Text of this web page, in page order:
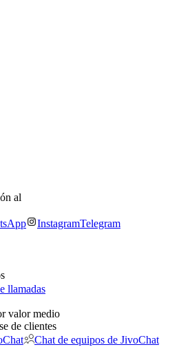
al
InstagramTelegram
llamadas
valor medio
de clientes
Chat de equipos de JivoChat